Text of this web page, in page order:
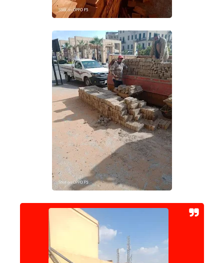
خدمات
الصحه والجمال
فن المطبخ
مقالات